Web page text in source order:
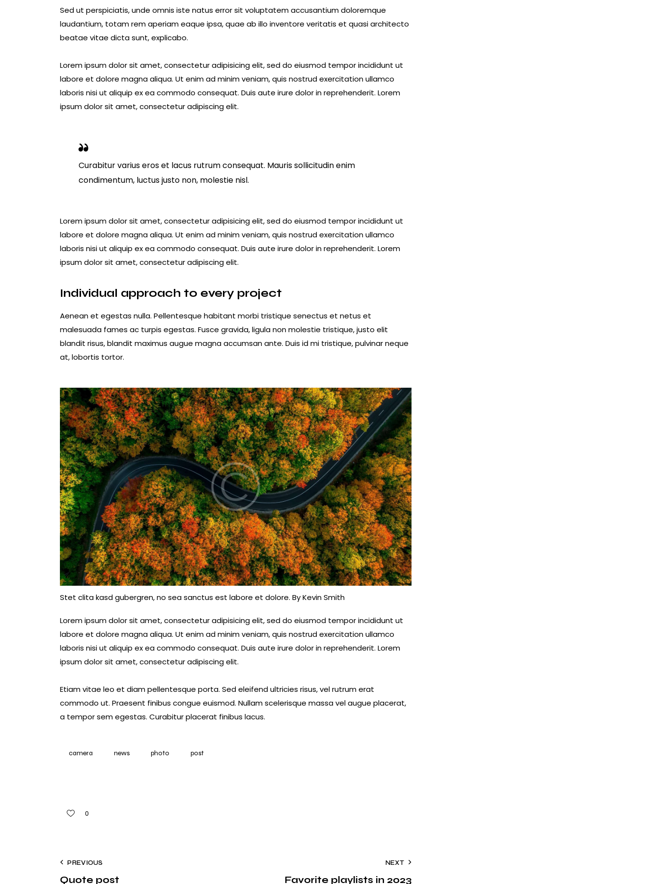
Sed ut perspiciatis, unde omnis iste natus error sit voluptatem accusantium doloremque
laudantium, totam rem aperiam eaque ipsa, quae ab illo inventore veritatis et quasi architecto
beatae vitae dicta sunt, explicabo.
Lorem ipsum dolor sit amet, consectetur adipisicing elit, sed do eiusmod tempor incididunt ut
labore et dolore magna aliqua. Ut enim ad minim veniam, quis nostrud exercitation ullamco
laboris nisi ut aliquip ex ea commodo consequat. Duis aute irure dolor in reprehenderit. Lorem
ipsum dolor sit amet, consectetur adipiscing elit.
Curabitur varius eros et lacus rutrum consequat. Mauris sollicitudin enim
condimentum, luctus justo non, molestie nisl.
Lorem ipsum dolor sit amet, consectetur adipisicing elit, sed do eiusmod tempor incididunt ut
labore et dolore magna aliqua. Ut enim ad minim veniam, quis nostrud exercitation ullamco
laboris nisi ut aliquip ex ea commodo consequat. Duis aute irure dolor in reprehenderit. Lorem
ipsum dolor sit amet, consectetur adipiscing elit.
Individual approach to every project
Aenean et egestas nulla. Pellentesque habitant morbi tristique senectus et netus et
malesuada fames ac turpis egestas. Fusce gravida, ligula non molestie tristique, justo elit
blandit risus, blandit maximus augue magna accumsan ante. Duis id mi tristique, pulvinar neque
at, lobortis tortor.
Stet clita kasd gubergren, no sea sanctus est labore et dolore. ByKevin Smith
Lorem ipsum dolor sit amet, consectetur adipisicing elit, sed do eiusmod tempor incididunt ut
labore et dolore magna aliqua. Ut enim ad minim veniam, quis nostrud exercitation ullamco
laboris nisi ut aliquip ex ea commodo consequat. Duis aute irure dolor in reprehenderit. Lorem
ipsum dolor sit amet, consectetur adipiscing elit.
Etiam vitae leo et diam pellentesque porta. Sed eleifend ultricies risus, vel rutrum erat
commodo ut. Praesent finibus congue euismod. Nullam scelerisque massa vel augue placerat,
a tempor sem egestas. Curabitur placerat finibus lacus.
camera news photo post
0
PREVIOUS
Quote post
NEXT
Favorite playlists in 2023